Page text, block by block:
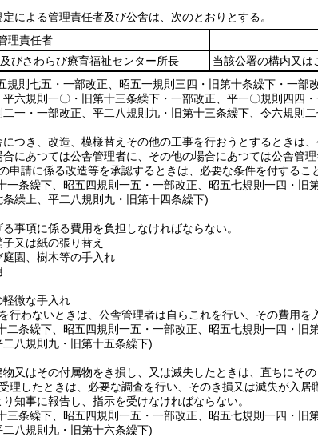
定による管理責任者及び公舎は、次のとおりとする。
理責任者
びさわらび療育福祉センター所長
当該公署の構内又は
規則七五・一部改正、昭五一規則三四・旧第十条繰下・一
六規則一〇・旧第十三条繰下・一部改正、平一〇規則四四
一・一部改正、平二八規則九・旧第十三条繰下、令六規則
につき、改造、模様替えその他の工事を行おうとするときは
にあつては公舎管理者に、その他の場合にあつては公舎管
申請に係る改造等を承認するときは、必要な条件を付するこ
一条繰下、昭五四規則一五・一部改正、昭五七規則一四・
繰上、平二八規則九・旧第十四条繰下)
事項に係る費用を負担しなければならない。
又は紙の張り替え
園、樹木等の手入れ
軽微な手入れ
行わないときは、公舎管理者は自らこれを行い、その費用を
二条繰下、昭五四規則一五・一部改正、昭五七規則一四・旧
八規則九・旧第十五条繰下)
又はその付属物をき損し、又は滅失したときは、直ちにそ
理したときは、必要な調査を行い、そのき損又は滅失が入
知事に報告し、指示を受けなければならない。
三条繰下、昭五四規則一五・一部改正、昭五七規則一四・旧
八規則九・旧第十六条繰下)